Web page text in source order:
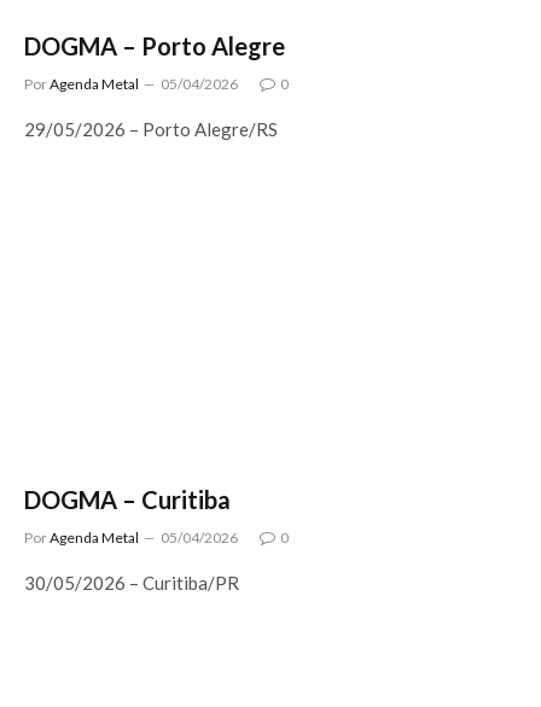
DOGMA – Porto Alegre
PorAgenda Metal 05/04/2026 0
29/05/2026 – Porto Alegre/RS
DOGMA – Curitiba
PorAgenda Metal 05/04/2026 0
30/05/2026 – Curitiba/PR